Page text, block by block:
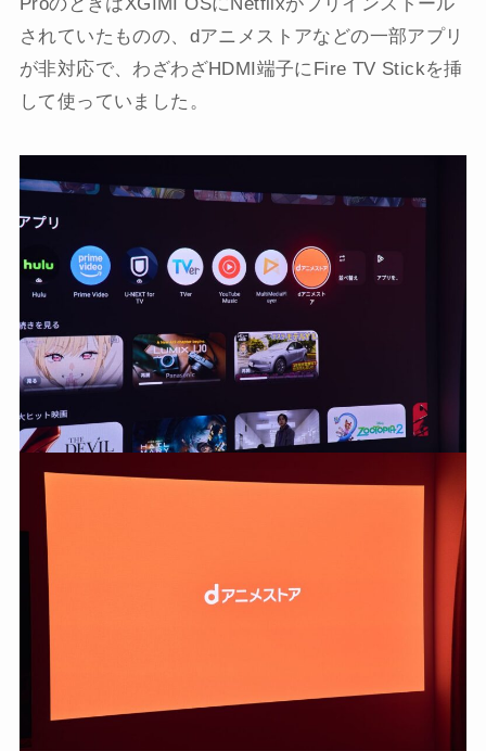
されていたものの、dアニメストアなどの一部アプリ
が非対応で、わざわざHDMI端子にFire TV Stickを挿
して使っていました。